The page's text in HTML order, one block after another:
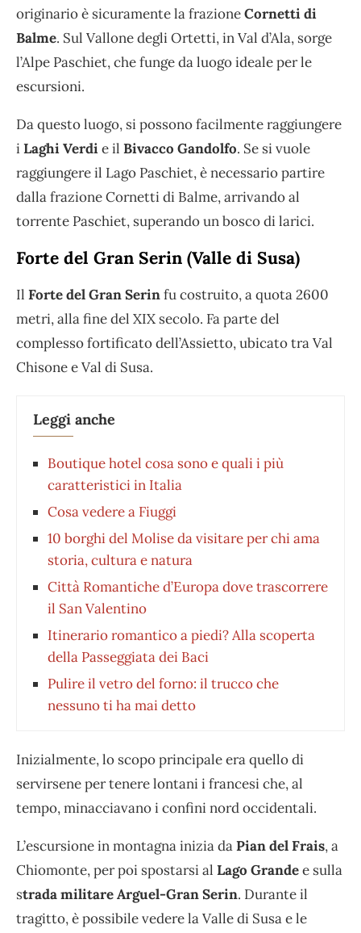
originario è sicuramente la frazioneCornetti di
Balme. Sul Vallone degli Ortetti, in Val d’Ala, sorge
l’Alpe Paschiet, che funge da luogo ideale per le
escursioni.
Da questo luogo, si possono facilmente raggiungere
iLaghi Verdie il Bivacco Gandolfo. Se si vuole
raggiungere il Lago Paschiet, è necessario partire
dalla frazione Cornetti di Balme, arrivando al
torrente Paschiet, superando un bosco di larici.
Forte del Gran Serin (Valle di Susa)
Il Forte del Gran Serinfu costruito, a quota 2600
metri, alla fine del XIX secolo. Fa parte del
complesso fortificato dell’Assietto, ubicato tra Val
Chisone e Val di Susa.
Leggi anche
Boutique hotel cosa sono e quali i più
caratteristici in Italia
Cosa vedere a Fiuggi
10 borghi del Molise da visitare per chi ama
storia, cultura e natura
Città Romantiche d’Europa dove trascorrere
il San Valentino
Itinerario romantico a piedi? Alla scoperta
della Passeggiata dei Baci
Pulire il vetro del forno: il trucco che
nessuno ti ha mai detto
Inizialmente, lo scopo principale era quello di
servirsene per tenere lontani i francesi che, al
tempo, minacciavano i confini nord occidentali.
L’escursione in montagna inizia daPian del Frais, a
Chiomonte, per poi spostarsi al Lago Grandee sulla
strada militare Arguel-Gran Serin. Durante il
tragitto, è possibile vedere la Valle di Susa e le